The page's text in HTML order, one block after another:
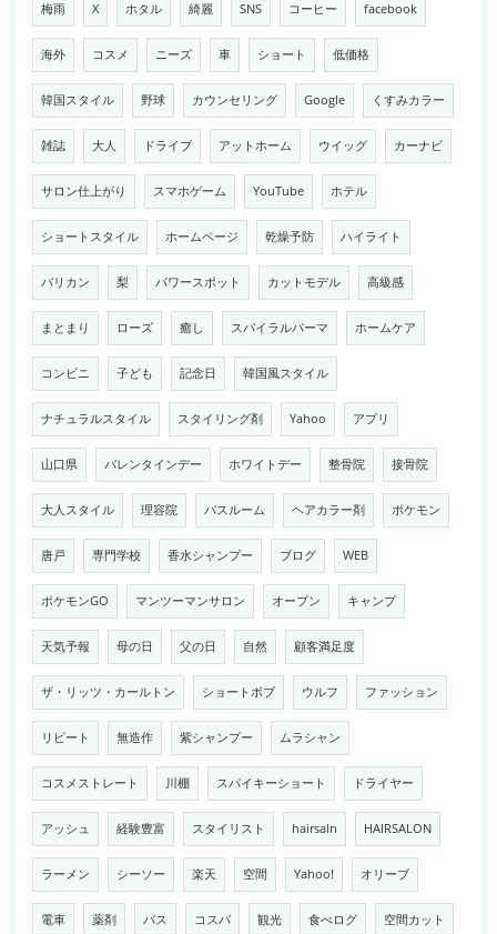
梅雨 X ホタル 綺麗 SNS コーヒー facebook
海外 コスメ ニーズ 車 ショート 低価格
韓国スタイル 野球 カウンセリング Google くすみカラー
雑誌 大人 ドライブ アットホーム ウイッグ カーナビ
サロン仕上がり スマホゲーム YouTube ホテル
ショートスタイル ホームページ 乾燥予防 ハイライト
バリカン 梨 パワースポット カットモデル 高級感
まとまり ローズ 癒し スパイラルパーマ ホームケア
コンビニ 子ども 記念日 韓国風スタイル
ナチュラルスタイル スタイリング剤 Yahoo アプリ
山口県 バレンタインデー ホワイトデー 整骨院 接骨院
大人スタイル 理容院 バスルーム ヘアカラー剤 ポケモン
唐戸 専門学校 香水シャンプー ブログ WEB
ポケモンGO マンツーマンサロン オープン キャンプ
天気予報 母の日 父の日 自然 顧客満足度
ザ・リッツ・カールトン ショートボブ ウルフ ファッション
リピート 無造作 紫シャンプー ムラシャン
コスメストレート 川棚 スパイキーショート ドライヤー
アッシュ 経験豊富 スタイリスト hairsaln HAIRSALON
ラーメン シーソー 楽天 空間 Yahoo! オリーブ
電車 薬剤 バス コスパ 観光 食べログ 空間カット